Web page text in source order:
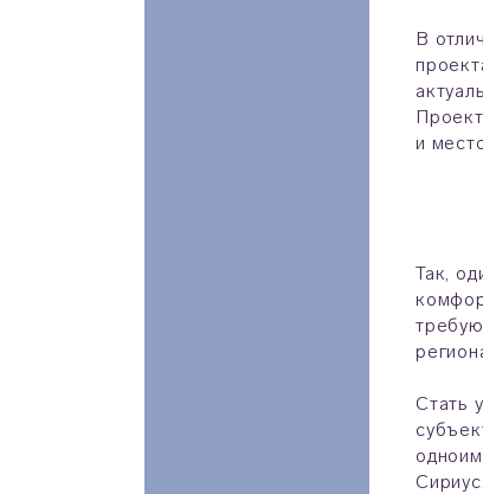
В
и
Так,
Стать